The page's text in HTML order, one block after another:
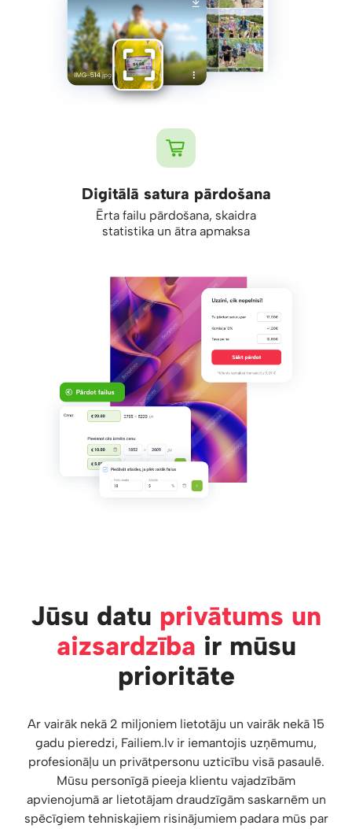
Digitālā satura pārdošana
Ērta failu pārdošana, skaidra
statistika un ātra apmaksa
Jūsu datu privātums un
aizsardzība ir mūsu
prioritāte
Ar vairāk nekā 2 miljoniem lietotāju un vairāk nekā 15
gadu pieredzi, Failiem.lv ir iemantojis uzņēmumu,
profesionāļu un privātpersonu uzticību visā pasaulē.
Mūsu personīgā pieeja klientu vajadzībām
apvienojumā ar lietotājam draudzīgām saskarnēm un
spēcīgiem tehniskajiem risinājumiem padara mūs par